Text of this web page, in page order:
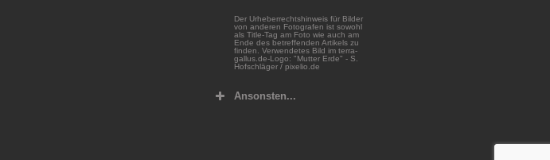
Der Urheberrechtshinweis für Bilder
von anderen Fotografen ist sowohl
als Title-Tag am Foto wie auch am
Ende des betreffenden Artikels zu
finden. Verwendetes Bild im terra-
gallus.de-Logo: "Mutter Erde" - S.
Hofschläger / pixelio.de
Ansonsten...